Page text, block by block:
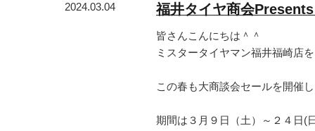
2024.03.04 福井タイヤ商会
皆さんこんにちは＾＾
ミスタータイヤマン福井福崎店
この春も大商談会セールを開催
期間は３月９日（土）～２４日(